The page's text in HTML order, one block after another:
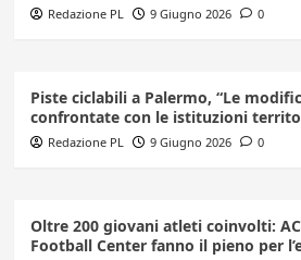
Redazione PL 9 Giugno 2026 0
Piste ciclabili a Palermo, “Le
confrontate con le istituzioni
Redazione PL 9 Giugno 2026 0
Oltre 200 giovani atleti coinvolti:
Football Center fanno il pieno per